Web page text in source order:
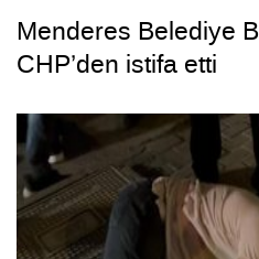
Menderes Belediye
CHP’den istifa etti